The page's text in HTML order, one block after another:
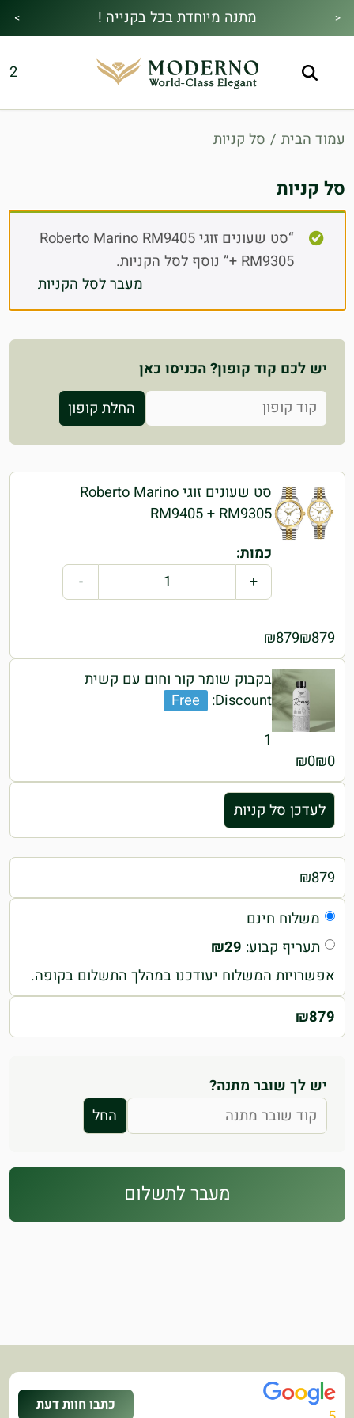
<
משלוח חינם !
מתנה מיוחדת בכל בקנייה !
הנחה!בהקשת קוד קופון👇
>
2
עמוד הבית / סל קניות
סל קניות
“סט שעונים זוגי Roberto Marino RM9405
+ RM9305” נוסף לסל הקניות.
מעבר לסל הקניות
יש לכם קוד קופון? הכניסו כאן
קופון:
החלת קופון
סט שעונים זוגי Roberto Marino
RM9405 + RM9305
כמות:
+
-
₪879
₪879
בקבוק שומר קור וחום עם קשית
Discount:
Free
1
₪0
₪0
לעדכן סל קניות
₪879
משלוח חינם
תעריף קבוע:
₪29
אפשרויות המשלוח יעודכנו במהלך התשלום בקופה.
₪879
יש לך שובר מתנה?
מעבר לתשלום
כתבו חוות דעת